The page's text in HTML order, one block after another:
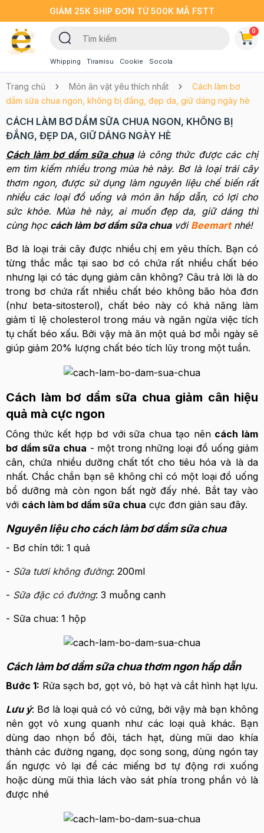
GIẢM 25K SHIP ĐƠN TỪ 500K MÃ FSTT
Whipping Tiramisu Cookie Socola
0
Trang chủ Món ăn vặt yêu thích nhất
Cách làm bơ
dầm sữa chua ngon, không bị đắng, đẹp da, giữ dáng ngày hè
CÁCH LÀM BƠ DẦM SỮA CHUA NGON, KHÔNG BỊ
ĐẮNG, ĐẸP DA, GIỮ DÁNG NGÀY HÈ
Cách làm bơ dầm sữa chualà công thức được các chị
em tìm kiếm nhiều trong mùa hè này. Bơ là loại trái cây
thơm ngon, được sử dụng làm nguyên liệu chế biến rất
nhiều các loại đồ uống và món ăn hấp dẫn, có lợi cho
sức khỏe. Mùa hè này, ai muốn đẹp da, giữ dáng thì
cùng học cách làm bơ dầm sữa chuavới Beemart nhé!
Bơ là loại trái cây được nhiều chị em yêu thích. Bạn có
từng thắc mắc tại sao bơ có chứa rất nhiều chất béo
nhưng lại có tác dụng giảm cân không? Câu trả lời là do
trong bơ chứa rất nhiều chất béo không bão hòa đơn
(như beta-sitosterol), chất béo này có khả năng làm
giảm tỉ lệ cholesterol trong máu và ngăn ngừa việc tích
tụ chất béo xấu. Bởi vậy mà ăn một quả bơ mỗi ngày sẽ
giúp giảm 20% lượng chất béo tích lũy trong một tuần.
Cách làm bơ dầm sữa chua giảm cân hiệu
quả mà cực ngon
Công thức kết hợp bơ với sữa chua tạo nên cách làm
bơ dầm sữa chua - một trong những loại đồ uống giảm
cân, chứa nhiều dưỡng chất tốt cho tiêu hóa và là da
nhất. Chắc chắn bạn sẽ không chỉ có một loại đồ uống
bổ dưỡng mà còn ngon bất ngờ đấy nhé. Bắt tay vào
với cách làm bơ dầm sữa chua cực đơn giản sau đây.
Nguyên liệu cho cách làm bơ dầm sữa chua
- Bơ chín tới: 1 quả
- Sữa tươi không đường: 200ml
- Sữa đặc có đường: 3 muỗng canh
- Sữa chua: 1 hộp
Cách làm bơ dầm sữa chua thơm ngon hấp dẫn
Bước 1: Rửa sạch bơ, gọt vỏ, bỏ hạt và cắt hình hạt lựu.
Lưu ý: Bơ là loại quả có vỏ cứng, bởi vậy mà bạn không
nên gọt vỏ xung quanh như các loại quả khác. Bạn
dùng dao nhọn bổ đôi, tách hạt, dùng mũi dao khía
thành các đường ngang, dọc song song, dùng ngón tay
ấn ngược vỏ lại để các miếng bơ tự động rơi xuống
hoặc dùng mũi thìa lách vào sát phía trong phần vỏ là
được nhé